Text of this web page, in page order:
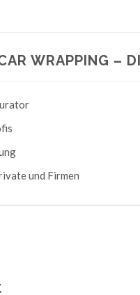
WRAPPING –
und Firmen